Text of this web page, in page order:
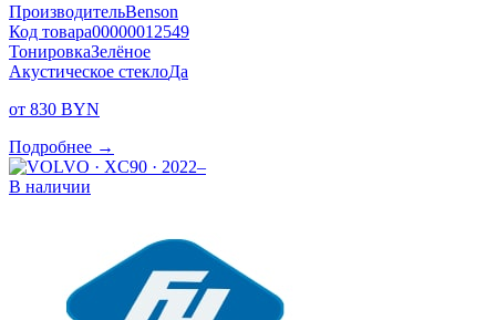
ПроизводительBenson
Код товара00000012549
ТонировкаЗелёное
Акустическое стеклоДа
от 830 BYN
Подробнее →
В наличии